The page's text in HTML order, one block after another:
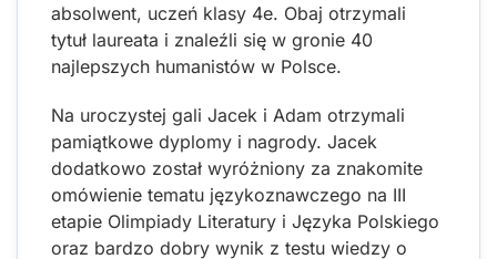
absolwent, uczeń klasy 4e. Obaj otrzymali
tytuł laureata i znaleźli się w gronie 40
najlepszych humanistów w Polsce.
Na uroczystej gali Jacek i Adam otrzymali
pamiątkowe dyplomy i nagrody. Jacek
dodatkowo został wyróżniony za znakomite
omówienie tematu językoznawczego na III
etapie Olimpiady Literatury i Języka Polskiego
oraz bardzo dobry wynik z testu wiedzy o